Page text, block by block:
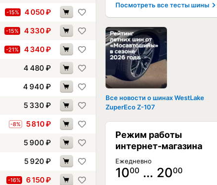
-15% 4 050₽
-15% 4 330₽
-21% 4 340₽
4 480 ₽
4 940 ₽
5 330 ₽
-8% 5 810₽
5 900 ₽
5 920 ₽
-16% 6 150₽
Посмотреть все тесты шины
Все новости о шинах WestLake
ZuperEco Z-107
Режим работы
интернет-магазина
Ежедневно
1000 … 2000